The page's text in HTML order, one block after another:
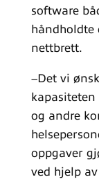
software
håndholdte
nettbrett.
–Det vi
og andre
oppgaver
ved hjelp